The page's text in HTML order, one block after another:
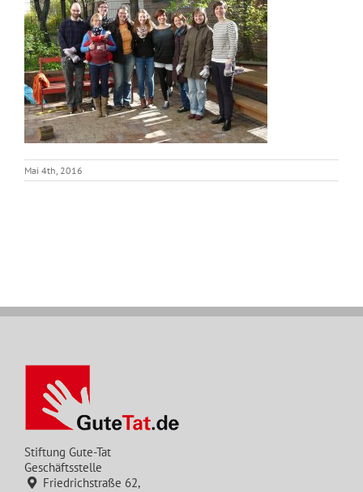
Mai 4th, 2016
Stiftung Gute-Tat
Geschäftsstelle
Friedrichstraße 62,